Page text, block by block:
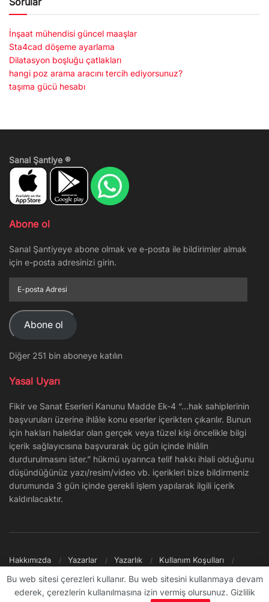
İnşaat mühendisi güncel maaşlar
Sta4cad döşeme ayarlama
Dilatasyon boşluğu çatlakları
hangi poz arama aracını tercih ediyorsunuz?
taşıma gücü hesabı
Sanal Şantiye ®
Abone ol
Sanal Şantiyeye abone olmak ve e-posta ile bildirimler almak
için e-posta adresinizi girin.
posta
Adresi
Abone ol
Diğer 251 bin aboneye katılın
Yasal Uyarı
Fikir ve Sanat Eserleri Kanunu Madde Ek-4 “…hak sahiplerinin
başvuruları üzerine ihlâle konu eserler içerikten çıkarılır. Bunun
için hakları haleldar olan gerçek veya tüzel kişi öncelikle bilgi
içerik sağlayıcısına başvurarak üç gün içinde ihlâlin
durdurulmasını ister.” hükmü uyarınca telif hakkı ihlali olduğunu
düşündüğünüz yazı/resim/video vb. içerikleri bize bildirmeniz
durumunda 3 gün içinde gerekli işlem yapılarak ilgili içerik
kaldırılacaktır.
Hakkımızda Yazarlar Yazarlık
Kullanım Koşulları
© 2009 - ∞ Sanal Şantiye
Bu web sitesi çerezleri kullanır. Bu web sitesini kullanmaya devam
ederek, çerezlerin kullanılmasına izin vermiş olursunuz. Gizlilik